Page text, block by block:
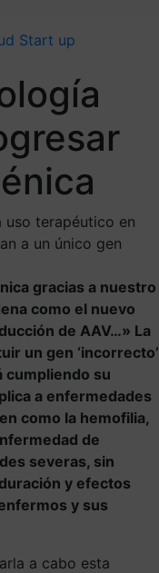
Start up
uso terapéutico en
a un único gen
gracias a nuestro
como el nuevo
de AAV…» La
un gen ‘incorrecto’
cumpliendo su
a enfermedades
como la hemofilia,
de
severas, sin
y efectos
y sus
a cabo esta